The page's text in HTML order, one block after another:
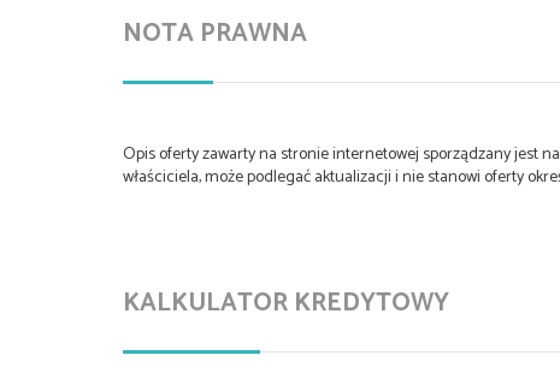
NOTA PRAWNA
Opis oferty zawarty na stronie internetowej sporządzany jest
właściciela, może podlegać aktualizacji i nie stanowi oferty
KALKULATOR KREDYTOWY